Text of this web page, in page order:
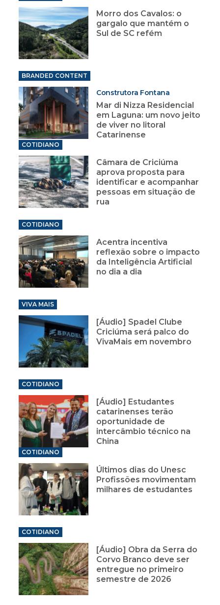
Morro dos Cavalos: o
gargalo que mantém o
Sul de SC refém
BRANDED CONTENT
Construtora Fontana
Mar di Nizza Residencial
em Laguna: um novo jeito
de viver no litoral
Catarinense
COTIDIANO
Câmara de Criciúma
aprova proposta para
identificar e acompanhar
pessoas em situação de
rua
COTIDIANO
Acentra incentiva
reflexão sobre o impacto
da Inteligência Artificial
no dia a dia
VIVA MAIS
[Áudio] Spadel Clube
Criciúma será palco do
VivaMais em novembro
COTIDIANO
[Áudio] Estudantes
catarinenses terão
oportunidade de
intercâmbio técnico na
China
COTIDIANO
Últimos dias do Unesc
Profissões movimentam
milhares de estudantes
COTIDIANO
[Áudio] Obra da Serra do
Corvo Branco deve ser
entregue no primeiro
semestre de 2026